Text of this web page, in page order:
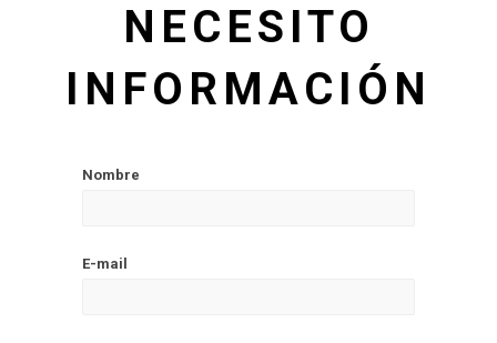
NECESITO
INFORMACIÓN
Nombre
E-mail